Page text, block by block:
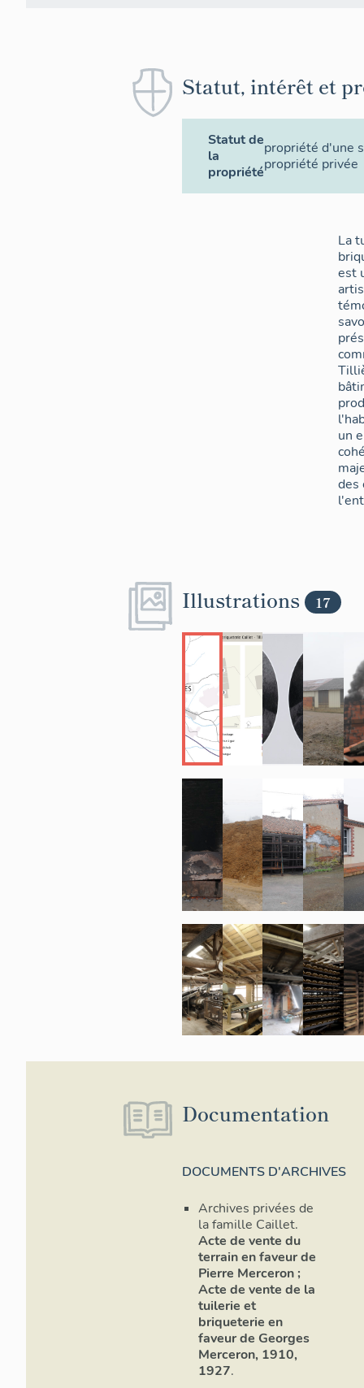
Statut, intérêt et
Statut de
la
propriété
propriété d'une
propriété privée
La
est
un
des
Illustrations 17
Documentation
DOCUMENTS D'ARCHIVES
Archives privées de
la famille Caillet.
Acte de vente du
terrain en faveur de
Pierre Merceron ;
Acte de vente de la
tuilerie et
briqueterie en
faveur de Georges
Merceron, 1910,
1927.